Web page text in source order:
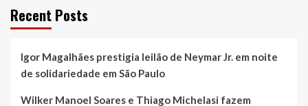
Parties
Recent Posts
Igor Magalhães prestigia leilão de Neymar Jr. em noite
de solidariedade em São Paulo
Wilker Manoel Soares e Thiago Michelasi fazem